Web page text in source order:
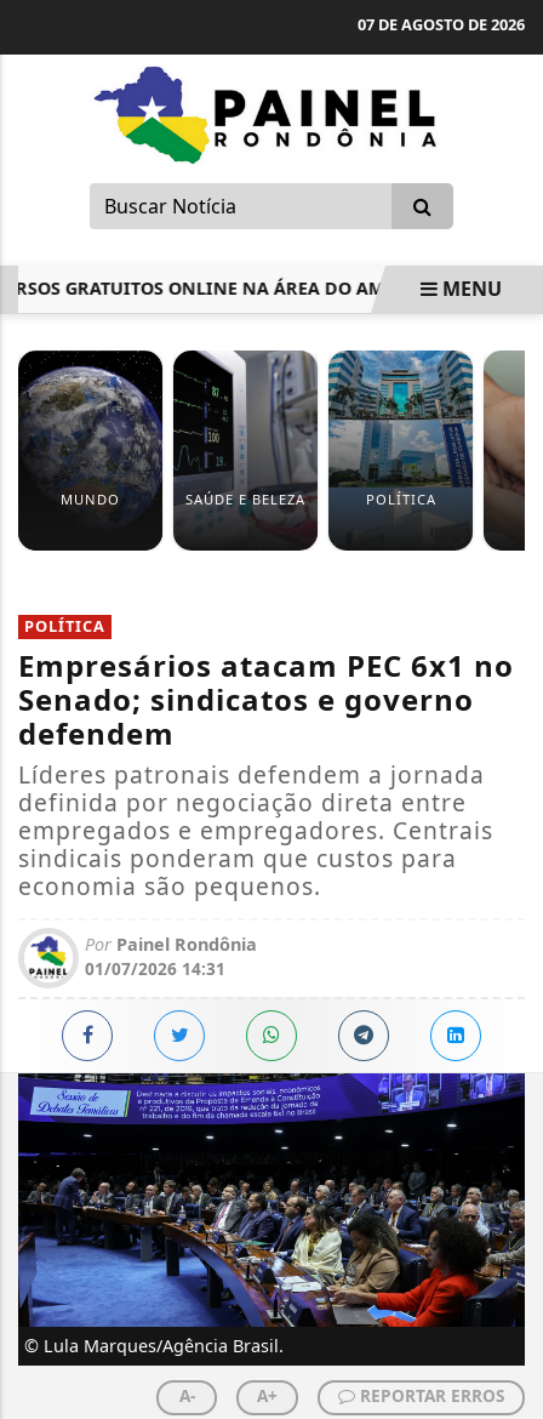
07 DE AGOSTO DE 2026
GRATUITOS ONLINE NA ÁREA DO AMBIENTE E SAÚDE
MENU
MUNDO SAÚDE E BELEZA POLÍTICA
POLÍTICA
Empresários atacam PEC 6x1 no
Senado; sindicatos e governo
defendem
Líderes patronais defendem a jornada
definida por negociação direta entre
empregados e empregadores. Centrais
sindicais ponderam que custos para
economia são pequenos.
Por Painel Rondônia
01/07/2026 14:31
© Lula Marques/Agência Brasil.
A- A+ REPORTAR ERROS